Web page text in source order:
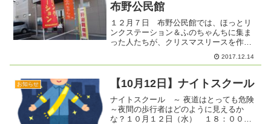
布野公民館
１２月７日 布野公民館では、ほっとリ
ンクステーション＆ふのちゃんちに集ま
った人たちが、クリスマスリースを作り
ました。参加者のひとりＭさんが、自宅
近くで採れたつる性の植物を円く編み、
くれました。飾りのキット...
2017.12.14
お知らせ 【10月12日】ナイトスクール
ナイトスクール ～ 夜道はとっても危険
～夜間の歩行者はどのように見えるか
な？１０月１２日（水） １８：００～